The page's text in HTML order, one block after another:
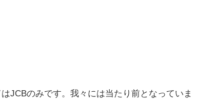
JCBのみです。我々には当たり前となっていま